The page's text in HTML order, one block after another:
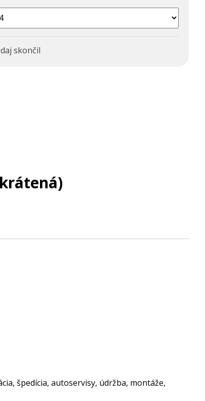
skončil
špedícia, autoservisy, údržba, montáže,